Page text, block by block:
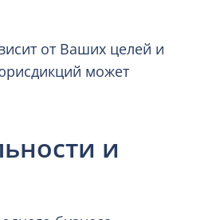
от Ваших целей и
может
и